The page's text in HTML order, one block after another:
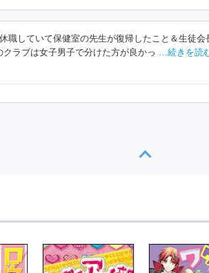
職していて保健室の先生が復帰したこと＆生徒
ラブは女子男子で分けた方が良かっ
…続きを読